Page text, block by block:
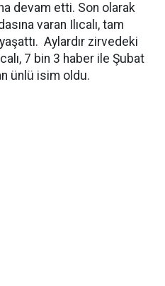
devam etti. Son olarak
varan Ilıcalı, tam
Aylardır zirvedeki
7 bin 3 haber ile Şubat
ünlü isim oldu.